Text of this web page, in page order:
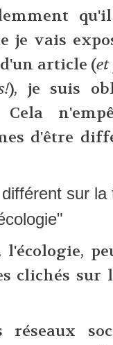
je vais
article (
), je suis
Cela
d'être
sur la
clichés sur